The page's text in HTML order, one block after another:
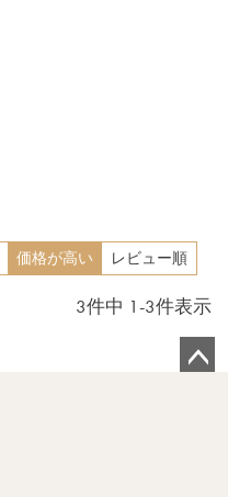
価格が高い レビュー順
3件中 1 -3件表示